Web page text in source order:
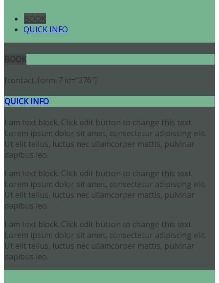
BOOK
QUICK INFO
BOOK
[contact-form-7 id=”376″]
QUICK INFO
I am text block. Click edit button to change this text.
Lorem ipsum dolor sit amet, consectetur adipiscing elit.
Ut elit tellus, luctus nec ullamcorper mattis, pulvinar
dapibus leo.
I am text block. Click edit button to change this text.
Lorem ipsum dolor sit amet, consectetur adipiscing elit.
Ut elit tellus, luctus nec ullamcorper mattis, pulvinar
dapibus leo.
I am text block. Click edit button to change this text.
Lorem ipsum dolor sit amet, consectetur adipiscing elit.
Ut elit tellus, luctus nec ullamcorper mattis, pulvinar
dapibus leo.